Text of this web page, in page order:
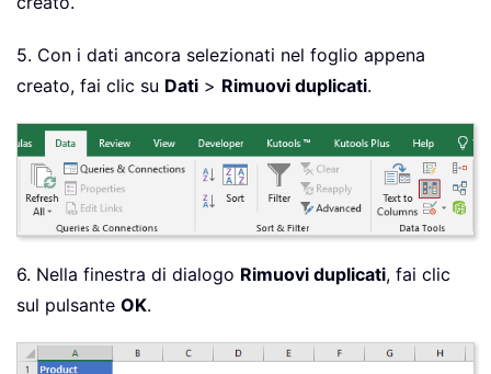
5. Con i dati ancora selezionati nel foglio appena
creato, fai clic su Dati > Rimuovi duplicati.
6. Nella finestra di dialogo Rimuovi duplicati, fai clic
sul pulsante OK.